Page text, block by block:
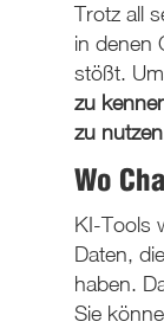
Trotz all
in denen
stößt.
zu
zu nutzen
Wo
KI-Tools
Daten,
haben.
Sie